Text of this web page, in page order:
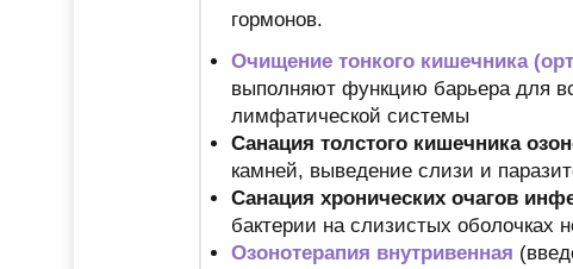
гормонов.
Очищение тонкого кишечника
выполняют функцию барьера для
лимфатической системы
Санация толстого кишечника
камней, выведение слизи и
Санация хронических очагов
бактерии на слизистых оболочках
Озонотерапия внутривенная